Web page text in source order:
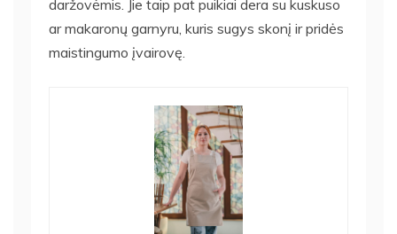
daržovėmis. Jie taip pat puikiai dera su kuskuso
ar makaronų garnyru, kuris sugys skonį ir pridės
maistingumo įvairovę.